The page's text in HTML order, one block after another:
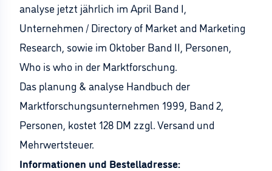
analyse jetzt jährlich im April Band I,
Unternehmen / Directory of Market and Marketing
Research, sowie im Oktober Band II, Personen,
Who is who in der Marktforschung.
Das planung & analyse Handbuch der
Marktforschungsunternehmen 1999, Band 2,
Personen, kostet 128 DM zzgl. Versand und
Mehrwertsteuer.
Informationen und Bestelladresse: